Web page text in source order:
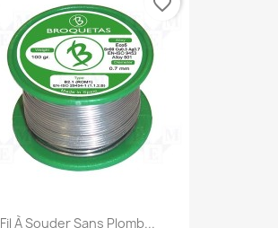
Fil À Souder Sans Plomb...